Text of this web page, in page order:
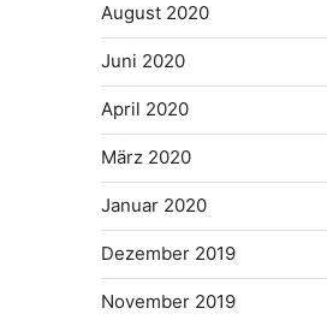
August 2020
Juni 2020
April 2020
März 2020
Januar 2020
Dezember 2019
November 2019